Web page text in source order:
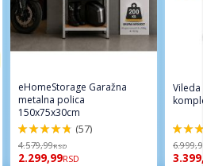
eHomeStorage Garažna
metalna polica
150x75x30cm
96%
(57)
4.579,99RSD
2.299,99RSD
92%